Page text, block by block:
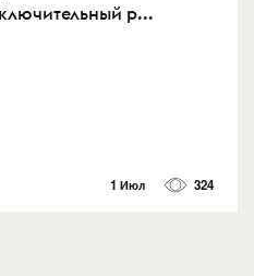
р...
1 Июл 324